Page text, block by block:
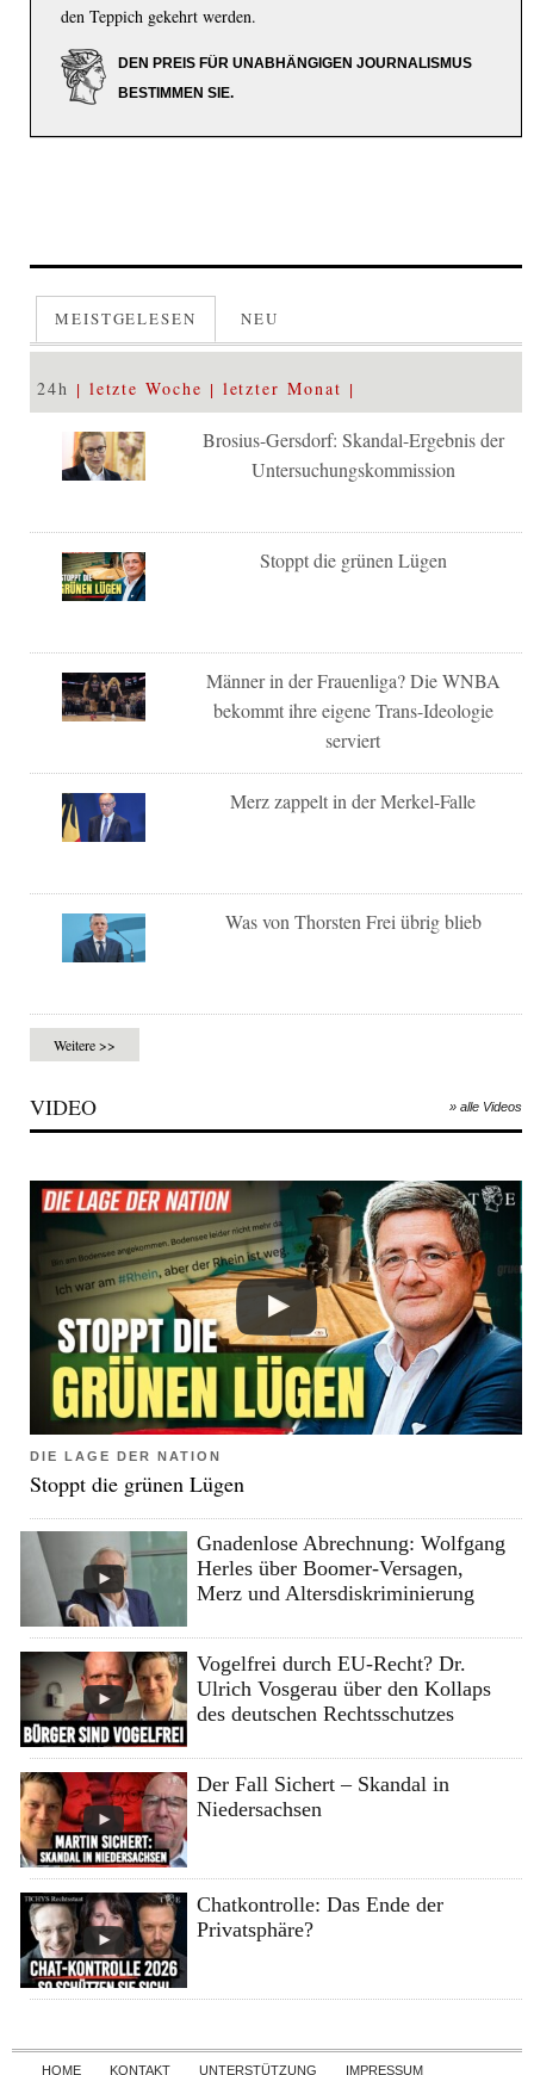
den Teppich gekehrt werden.
DEN PREIS FÜR UNABHÄNGIGEN JOURNALISMUS
BESTIMMEN SIE.
MEISTGELESEN NEU
24h letzte Woche letzter Monat
Brosius-Gersdorf: Skandal-Ergebnis der
Untersuchungskommission
Stoppt die grünen Lügen
Männer in der Frauenliga? Die WNBA
bekommt ihre eigene Trans-Ideologie
serviert
Merz zappelt in der Merkel-Falle
Was von Thorsten Frei übrig blieb
Weitere >>
VIDEO » alle Videos
DIE LAGE DER NATION
Stoppt die grünen Lügen
Gnadenlose Abrechnung: Wolfgang
Herles über Boomer-Versagen,
Merz und Altersdiskriminierung
Vogelfrei durch EU-Recht? Dr.
Ulrich Vosgerau über den Kollaps
des deutschen Rechtsschutzes
Der Fall Sichert – Skandal in
Niedersachsen
Chatkontrolle: Das Ende der
Privatsphäre?
Skip to content
HOME KONTAKT UNTERSTÜTZUNG IMPRESSUM